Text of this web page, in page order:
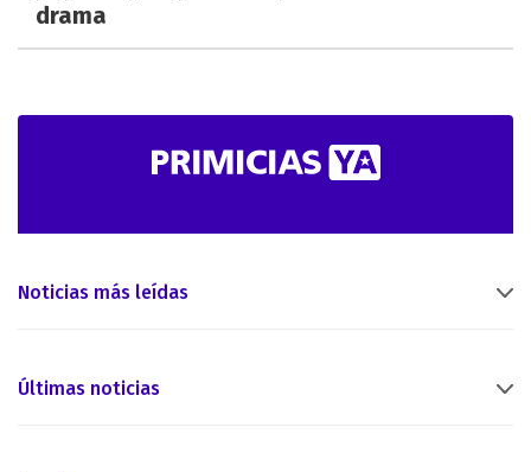
drama
Noticias más leídas
Últimas noticias